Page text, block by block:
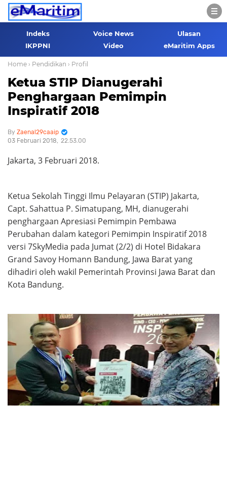
Indeks Voice News
Ulasan
IKPPNI
Video eMaritim Apps
Home › Pendidikan › Profil
Ketua STIP Dianugerahi
Penghargaan Pemimpin
Inspiratif 2018
Zaenal29caaip
03 Februari 2018
22.53.00
Jakarta, 3 Februari 2018.
Ketua Sekolah Tinggi Ilmu Pelayaran (STIP) Jakarta,
Capt. Sahattua P. Simatupang, MH, dianugerahi
penghargaan Apresiasi Pemimpin Pembawa
Perubahan dalam kategori Pemimpin Inspiratif 2018
versi 7SkyMedia pada Jumat (2/2) di Hotel Bidakara
Grand Savoy Homann Bandung, Jawa Barat yang
dihadiri oleh wakil Pemerintah Provinsi Jawa Barat dan
Kota Bandung.